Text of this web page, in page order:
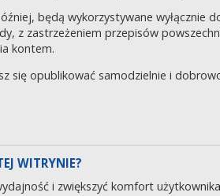
będą wykorzystywane wyłącznie
z zastrzeżeniem przepisów
kontem.
opublikować samodzielnie i
WITRYNIE?
i zwiększyć komfort